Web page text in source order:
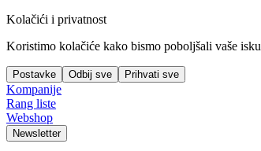
Kolačići i privatnost
Koristimo kolačiće kako bismo poboljšali vaše
Postavke Odbij sve Prihvati sve
Kompanije
Rang liste
Webshop
Newsletter